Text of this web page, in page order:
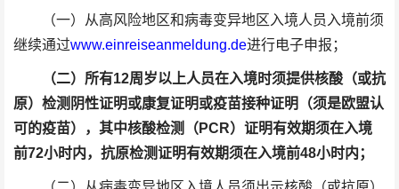
（一）从高风险地区和病毒变异地区入境人员入境前须
继续通过www.einreiseanmeldung.de进行电子申报；
（二）所有12周岁以上人员在入境时须提供核酸（或抗
原）检测阴性证明或康复证明或疫苗接种证明（须是欧盟认
可的疫苗），其中核酸检测（PCR）证明有效期须在入境
前72小时内，抗原检测证明有效期须在入境前48小时内；